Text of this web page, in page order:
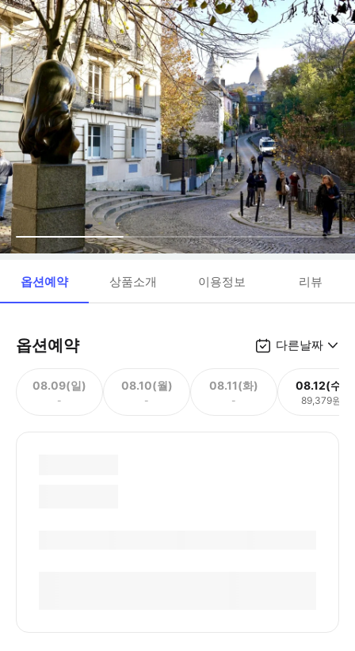
옵션예약 상품소개 이용정보 리뷰
옵션예약 다른날짜
08.09(일)
-
08.10(월)
-
08.11(화)
-
08.12(수)
89,379원